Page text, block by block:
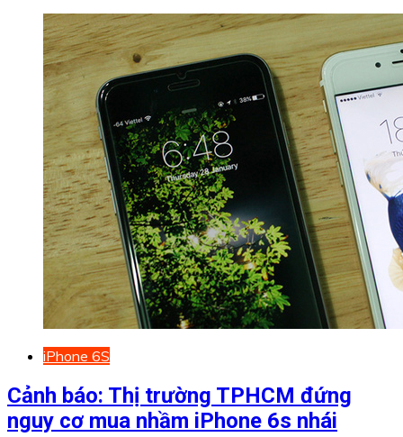
iPhone 6S
Cảnh báo: Thị trường TPHCM đứng
nguy cơ mua nhầm iPhone 6s nhái